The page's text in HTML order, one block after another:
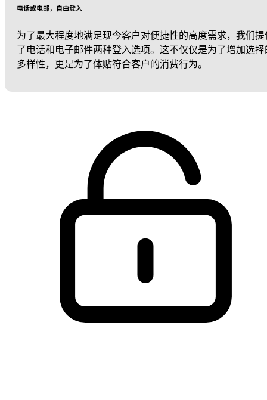
电话或电邮，自由登入
为了最大程度地满足现今客户对便捷性的高度需求，我们提
了电话和电子邮件两种登入选项。这不仅仅是为了增加选择
多样性，更是为了体贴符合客户的消费行为。